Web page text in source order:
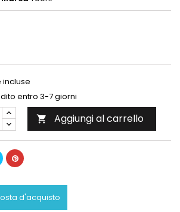
incluse
entro 3-7 giorni
 Aggiungi al carrello
d'acquisto